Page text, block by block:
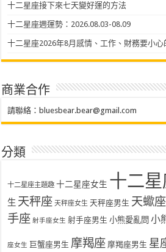
十二星座接下來七天變好運的方法
十二星座週運勢：2026.08.03-08.09
十二星座2026年8月感情、工作、財務要小心
商業合作
請聯絡： bluesbear.bear@gmail.com
分類
十二星座主題趣 十二星座女生 十二
生 天秤座 天秤座女生 天秤座男生 天蠍座
手座 射手座女生 射手座男生 小熊愛亂問 小
座女生 巨蟹座男生 摩羯座 摩羯座男生 星